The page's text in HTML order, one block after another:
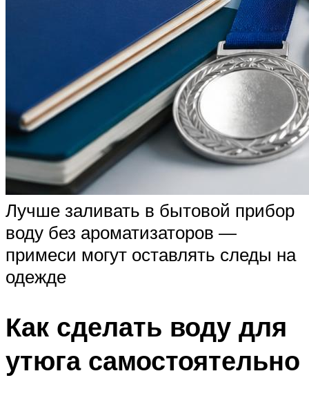
Лучше заливать в бытовой прибор
воду без ароматизаторов —
примеси могут оставлять следы на
одежде
Как сделать воду для
утюга самостоятельно